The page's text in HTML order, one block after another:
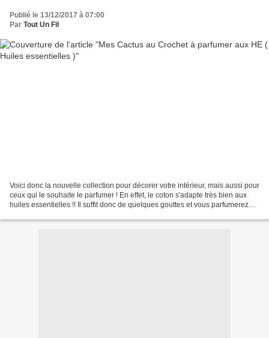
Publié le 13/12/2017 à 07:00
Par Tout Un Fil
Voici donc la nouvelle collection pour décorer votre intérieur, mais aussi pour
ceux qui le souhaite le parfumer ! En effet, le coton s'adapte très bien aux
huiles essentielles !! Il suffit donc de quelques gouttes et vous parfumerez